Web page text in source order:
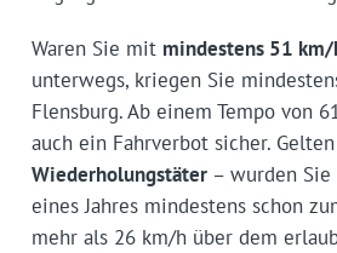
Waren Sie mit mindestens 51
unterwegs, kriegen Sie
Flensburg. Ab einem Tempo von
auch ein Fahrverbot sicher.
Wiederholungstäter– wurden Sie
eines Jahres mindestens schon
mehr als 26 km/h über dem